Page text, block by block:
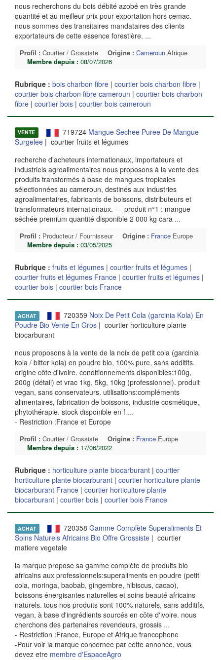
nous recherchons du bois débité azobé en très grande
quantité et au meilleur prix pour exportation hors cemac.
nous sommes des transitaires mandataires des clients
exportateurs de cette essence forestière. ...
Profil : Courtier / Grossiste Origine : Cameroun Afrique
Membre depuis : 08/07/2026
Rubrique : bois charbon fibre | courtier bois charbon fibre |
courtier bois charbon fibre cameroun | courtier bois charbon
fibre | courtier bois | courtier bois cameroun
VENTE 719724 Mangue Sechee Puree De Mangue
Surgelee | courtier fruits et légumes
recherche d'acheteurs internationaux, importateurs et
industriels agroalimentaires nous proposons à la vente des
produits transformés à base de mangues tropicales
sélectionnées au cameroun, destinés aux industries
agroalimentaires, fabricants de boissons, distributeurs et
transformateurs internationaux. --- produit n°1 : mangue
séchée premium quantité disponible 2 000 kg cara ...
Profil : Producteur / Fournisseur Origine : France Europe
Membre depuis : 03/05/2025
Rubrique : fruits et légumes | courtier fruits et légumes |
courtier fruits et légumes France | courtier fruits et légumes |
courtier bois | courtier bois France
ACHAT 720359 Noix De Petit Cola (garcinia Kola) En
Poudre Bio Vente En Gros | courtier horticulture plante
biocarburant
nous proposons à la vente de la noix de petit cola (garcinia
kola / bitter kola) en poudre bio, 100% pure, sans additifs.
origine côte d'ivoire. conditionnements disponibles:100g,
200g (détail) et vrac 1kg, 5kg, 10kg (professionnel). produit
vegan, sans conservateurs. utilisations:compléments
alimentaires, fabrication de boissons, industrie cosmétique,
phytothérapie. stock disponible en f ...
- Restriction :France et Europe
Profil : Courtier / Grossiste Origine : France Europe
Membre depuis : 17/06/2022
Rubrique : horticulture plante biocarburant | courtier
horticulture plante biocarburant | courtier horticulture plante
biocarburant France | courtier horticulture plante
biocarburant | courtier bois | courtier bois France
ACHAT 720358 Gamme Complète Superaliments Et
Soins Naturels Africains Bio Offre Grossiste | courtier
matiere vegetale
la marque propose sa gamme complète de produits bio
africains aux professionnels:superaliments en poudre (petit
cola, moringa, baobab, gingembre, hibiscus, cacao),
boissons énergisantes naturelles et soins beauté africains
naturels. tous nos produits sont 100% naturels, sans additifs,
vegan, à base d'ingrédients sourcés en côte d'ivoire. nous
cherchons des partenaires revendeurs, grossis ...
- Restriction :France, Europe et Afrique francophone
-Pour voir la marque concernee par cette annonce, vous
devez etre membre d'EspaceAgro